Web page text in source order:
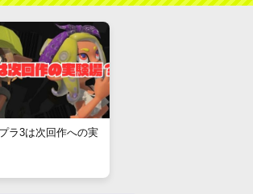
ラ3は次回作への実